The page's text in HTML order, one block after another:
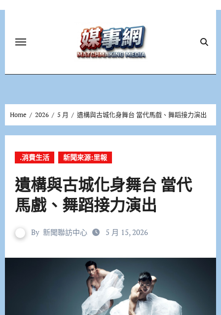
Home 2026 5 月 遺構與古城化身舞台 當代馬戲、舞蹈接力演出
.消費生活 新聞來源:里報
遺構與古城化身舞台 當代
馬戲、舞蹈接力演出
By 新聞聯訪中心 5 月 15, 2026